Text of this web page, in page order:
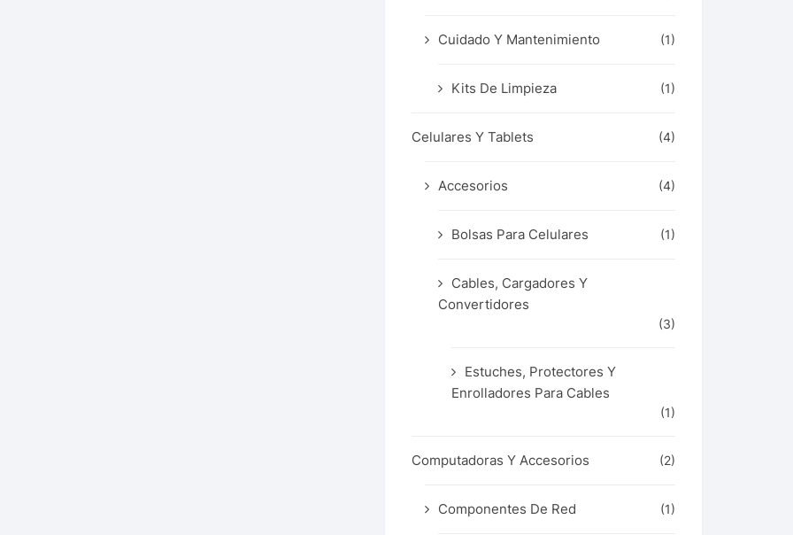
Cuidado Y Mantenimiento (1)
Kits De Limpieza (1)
Celulares Y Tablets (4)
Accesorios (4)
Bolsas Para Celulares (1)
Cables, Cargadores Y
Convertidores
(3)
Estuches, Protectores Y
Enrolladores Para Cables
(1)
Computadoras Y Accesorios (2)
Componentes De Red (1)